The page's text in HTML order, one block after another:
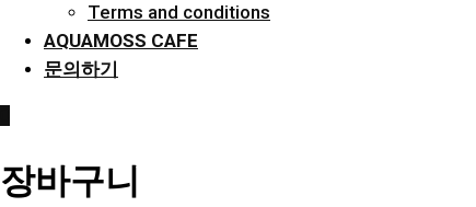
Terms and conditions
AQUAMOSS CAFE
문의하기
장바구니